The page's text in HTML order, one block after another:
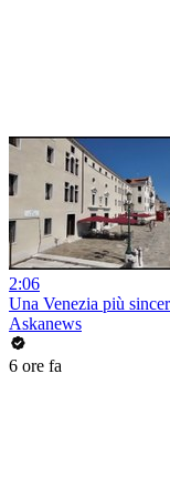
2:06
Una Venezia più
Askanews
6 ore fa